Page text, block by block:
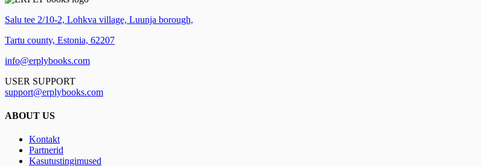
Salu tee 2/10-2, Lohkva village, Luunja borough,
Tartu county, Estonia, 62207
info@erplybooks.com
USER SUPPORT
support@erplybooks.com
ABOUT US
Kontakt
Partnerid
Kasutustingimused